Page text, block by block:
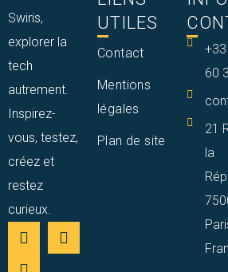
Swiris,
explorer la
tech
autrement.
Inspirez-
vous, testez,
créez et
restez
curieux.
UTILES
Contact
Mentions
légales
Plan de site
60
21
la